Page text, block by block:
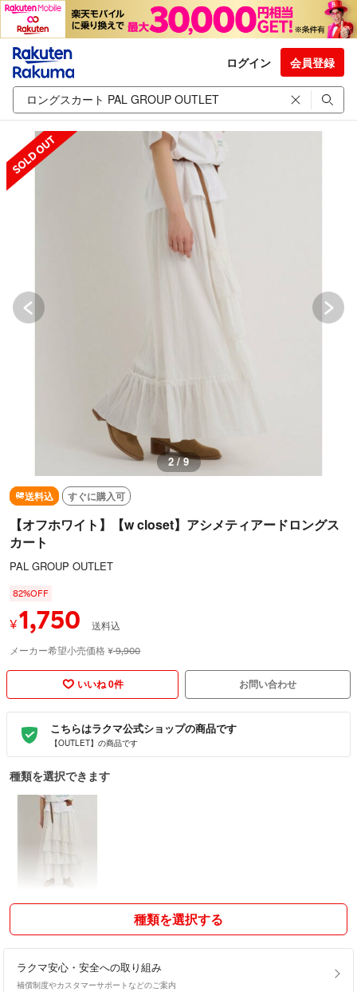
ログイン 会員登録
SOLD OUT
3 / 9
送料込 すぐに購入可
【オフホワイト】【w closet】アシメティアードロングス
カート
PAL GROUP OUTLET
82%OFF
¥1,750
送料込
メーカー希望小売価格 ¥9,900
いいね 0件 お問い合わせ
こちらはラクマ公式ショップの商品です
【OUTLET】の商品です
種類を選択できます
種類を選択する
ラクマ安心・安全への取り組み
補償制度やカスタマーサポートなどのご案内